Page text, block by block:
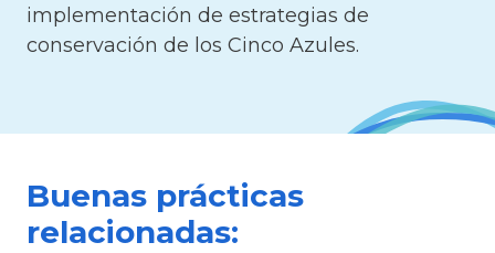
implementación de estrategias de
conservación de los Cinco Azules.
Buenas prácticas
relacionadas: